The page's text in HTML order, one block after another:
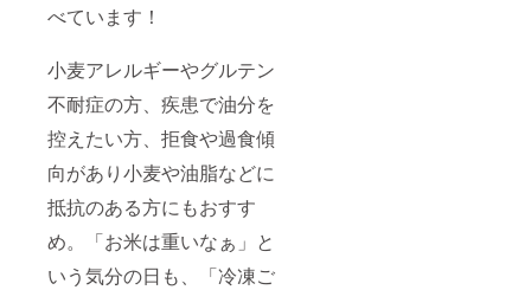
べています！
小麦アレルギーやグルテン
不耐症の方、疾患で油分を
控えたい方、拒食や過食傾
向があり小麦や油脂などに
抵抗のある方にもおすす
め。「お米は重いなぁ」と
いう気分の日も、「冷凍ご